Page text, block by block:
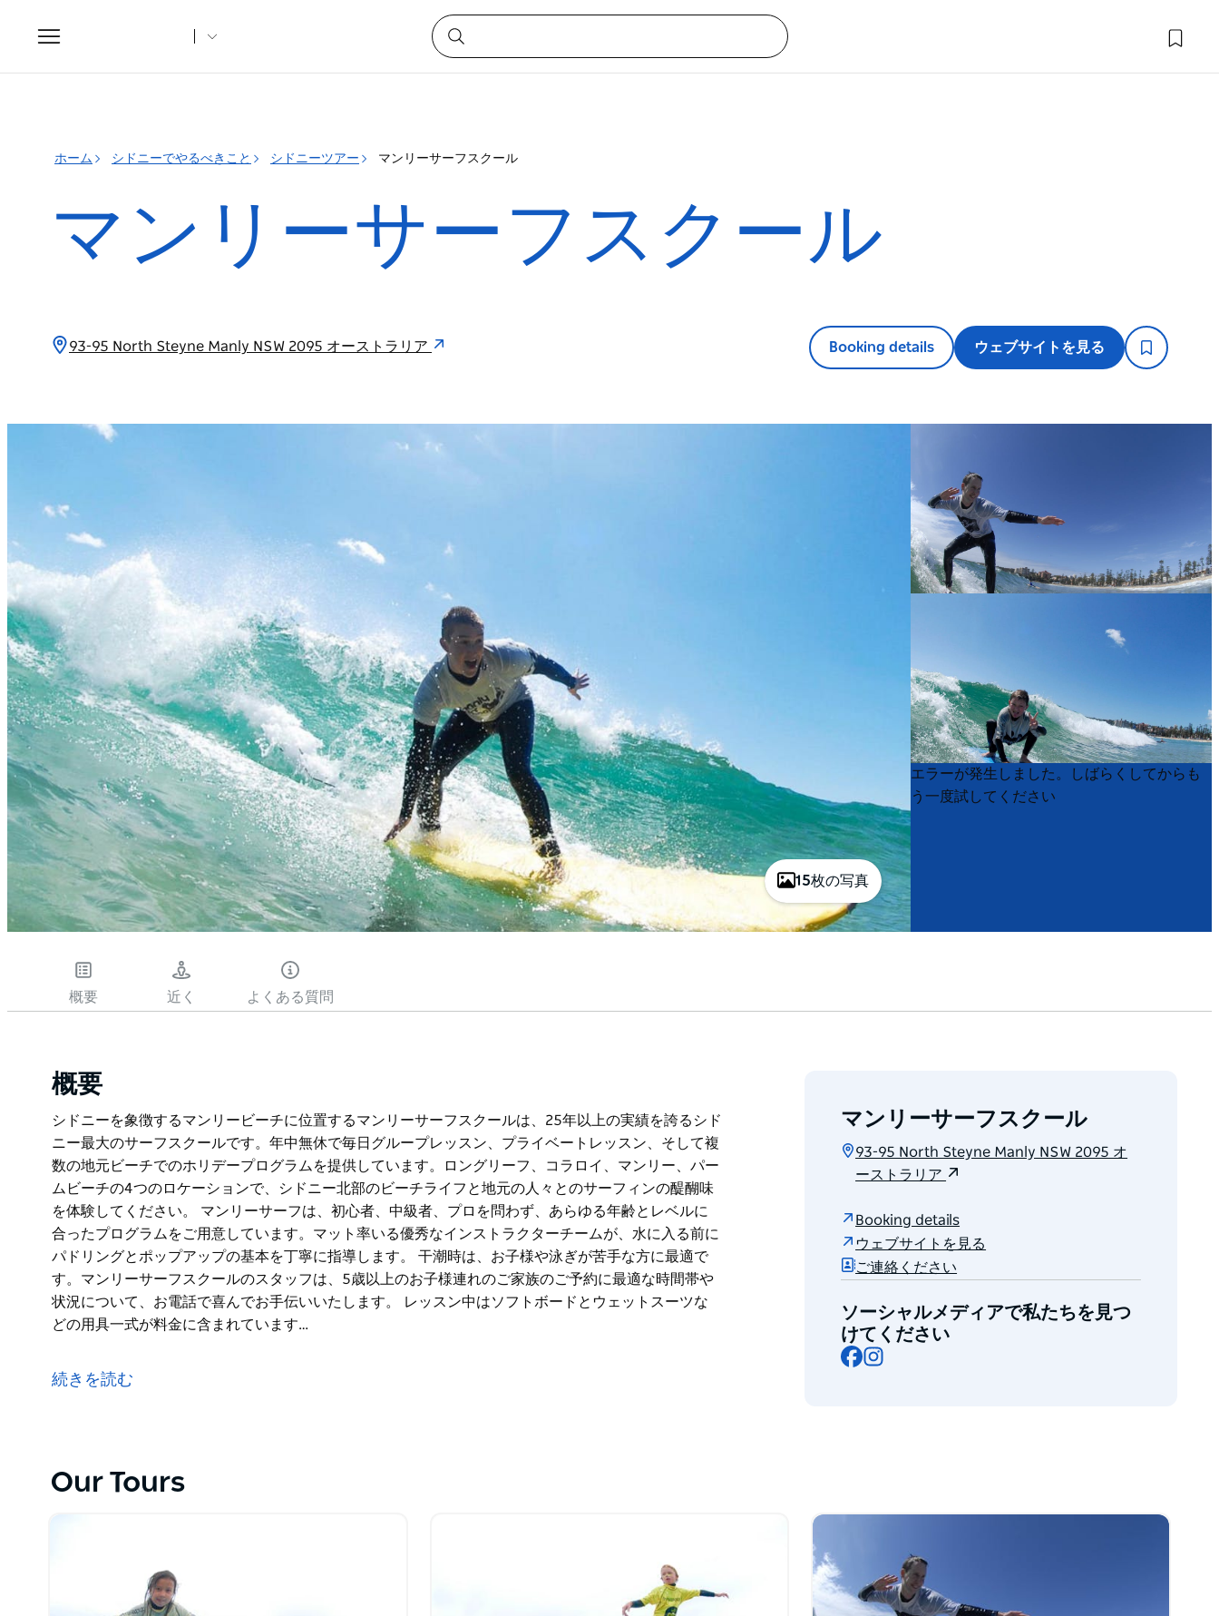
Toggle
navigation
ホーム シドニーでやるべきこと シドニーツアー マンリーサーフスクール
マンリーサーフスクール
93-95 North Steyne Manly NSW 2095 オーストラリア Booking details ウェブサイトを見る
15枚の写真
Product
List
Product
List
エラーが発生しました。しばらくしてからも
う一度試してください
概要 近く よくある質問
概要
シドニーを象徴するマンリービーチに位置するマンリーサーフスクールは、25年以上の実績を誇るシド
ニー最大のサーフスクールです。年中無休で毎日グループレッスン、プライベートレッスン、そして複
数の地元ビーチでのホリデープログラムを提供しています。ロングリーフ、コラロイ、マンリー、パー
ムビーチの4つのロケーションで、シドニー北部のビーチライフと地元の人々とのサーフィンの醍醐味
を体験してください。 マンリーサーフは、初心者、中級者、プロを問わず、あらゆる年齢とレベルに
合ったプログラムをご用意しています。マット率いる優秀なインストラクターチームが、水に入る前に
パドリングとポップアップの基本を丁寧に指導します。 干潮時は、お子様や泳ぎが苦手な方に最適で
す。マンリーサーフスクールのスタッフは、5歳以上のお子様連れのご家族のご予約に最適な時間帯や
状況について、お電話で喜んでお手伝いいたします。 レッスン中はソフトボードとウェットスーツな
どの用具一式が料金に含まれています…
ニー最大のサーフスクールです。年中無休で毎日グループレッスン、プライベートレッスン、そして複
数の地元ビーチでのホリデープログラムを提供しています。ロングリーフ、コラロイ、マンリー、パー
マンリーサーフは、初心者、中級者、プロを問わず、あらゆる年齢とレベルに合ったプログラムをご用
意しています。マット率いる優秀なインストラクターチームが、水に入る前にパドリングとポップアッ
プの基本を丁寧に指導します。
子様連れのご家族のご予約に最適な時間帯や状況について、お電話で喜んでお手伝いいたします。
レッスン中はソフトボードとウェットスーツなどの用具一式が料金に含まれています。複数回サーフィ
続きを読む
マンリーサーフスクール
93-95 North Steyne Manly NSW 2095 オ
ーストラリア
Booking details
ウェブサイトを見る
ご連絡ください
ソーシャルメディアで私たちを見つ
けてください
Facebook
Our Tours